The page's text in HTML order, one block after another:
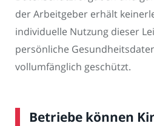
der Arbeitgeber erhält
individuelle Nutzung dieser
persönliche
vollumfänglich geschützt.
Betriebe können